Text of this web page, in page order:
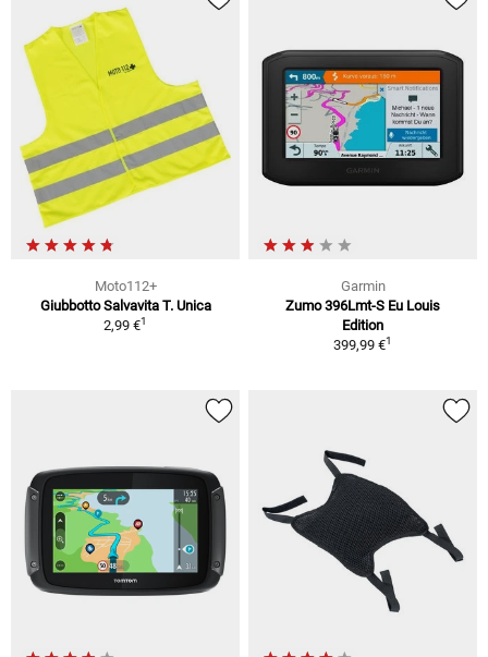
Moto112+
Giubbotto Salvavita T. Unica
2,99 €1
Garmin
Zumo 396Lmt-S Eu Louis
Edition
399,99 €1